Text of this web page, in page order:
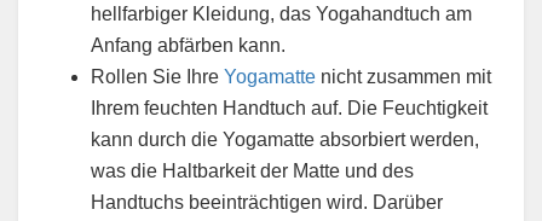
hellfarbiger Kleidung, das Yogahandtuch am
Anfang abfärben kann.
Rollen Sie Ihre Yogamatte nicht zusammen mit
Ihrem feuchten Handtuch auf. Die Feuchtigkeit
kann durch die Yogamatte absorbiert werden,
was die Haltbarkeit der Matte und des
Handtuchs beeinträchtigen wird. Darüber